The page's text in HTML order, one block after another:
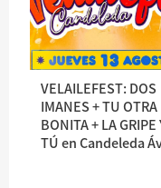
VELAILEFEST: DOS
IMANES + TU OTRA
BONITA + LA GRIPE
TÚ en Candeleda